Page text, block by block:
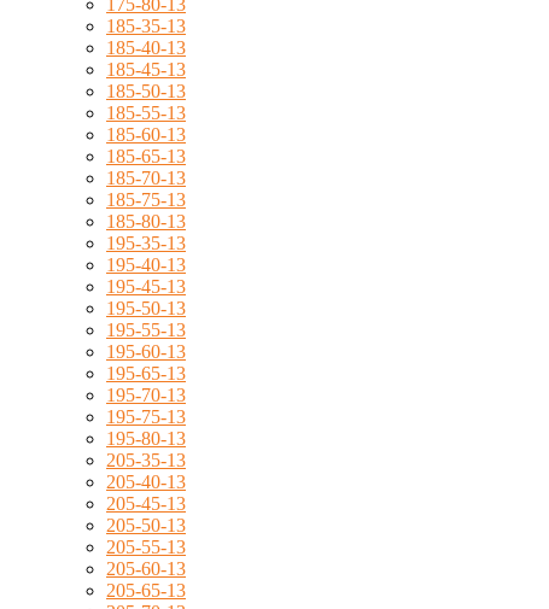
175-80-13
185-35-13
185-40-13
185-45-13
185-50-13
185-55-13
185-60-13
185-65-13
185-70-13
185-75-13
185-80-13
195-35-13
195-40-13
195-45-13
195-50-13
195-55-13
195-60-13
195-65-13
195-70-13
195-75-13
195-80-13
205-35-13
205-40-13
205-45-13
205-50-13
205-55-13
205-60-13
205-65-13